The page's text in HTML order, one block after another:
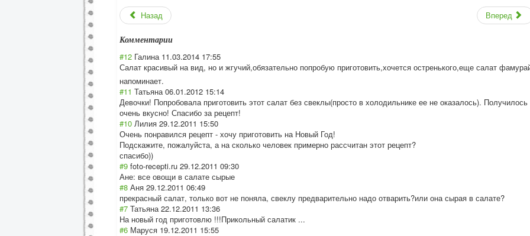
Назад Вперед
Комментарии
#12 Галина 11.03.2014 17:55
Салат красивый на вид, но и жгучий,обязательно попробую приготовить,хочется остренького,еще салат
напоминает.
#11 Татьяна 06.01.2012 15:14
Девочки! Попробовала приготовить этот салат без свеклы(просто в холодильнике ее не оказалось). Получилось
очень вкусно! Спасибо за рецепт!
#10 Лилия 29.12.2011 15:50
Очень понравился рецепт - хочу приготовить на Новый Год!
Подскажите, пожалуйста, а на сколько человек примерно рассчитан этот рецепт?
спасибо))
#9 foto-recepti.ru 29.12.2011 09:30
Ане: все овощи в салате сырые
#8 Аня 29.12.2011 06:49
прекрасный салат, только вот не поняла, свеклу предварительно надо отварить?или она сырая в салате?
#7 Татьяна 22.12.2011 13:36
На новый год приготовлю !!!Прикольный салатик ...
#6 Маруся 19.12.2011 15:55